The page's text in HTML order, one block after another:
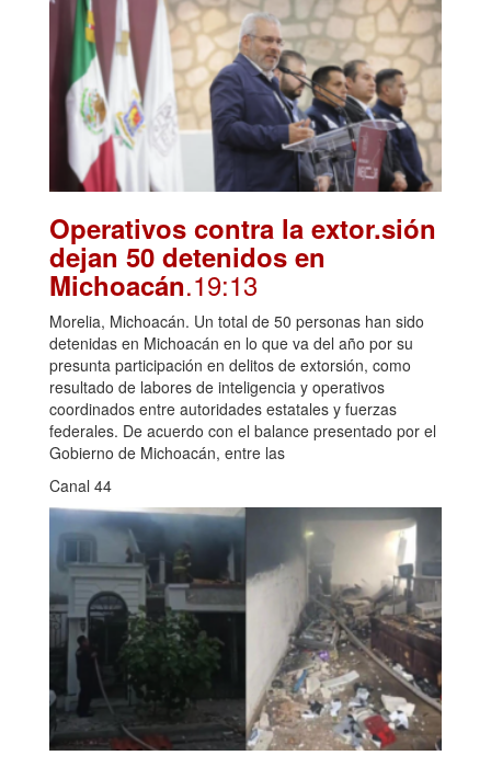
Operativos contra la extor.sión
dejan 50 detenidos en
Michoacán.19:13
Morelia, Michoacán. Un total de 50 personas han sido
detenidas en Michoacán en lo que va del año por su
presunta participación en delitos de extorsión, como
resultado de labores de inteligencia y operativos
coordinados entre autoridades estatales y fuerzas
federales. De acuerdo con el balance presentado por el
Gobierno de Michoacán, entre las
Canal 44